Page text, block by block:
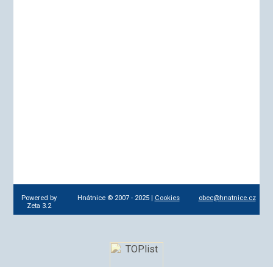
Powered by
Zeta 3.2
Hnátnice © 2007 - 2025 | Cookies obec@hnatnice.cz